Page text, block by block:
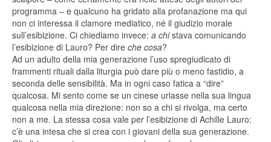
programma – e qualcuno ha gridato alla profanazione ma qui
non ci interessa il clamore mediatico, né il giudizio morale
sull’esibizione. Ci chiediamo invece: a chistava comunicando
l’esibizione di Lauro? Per dire che cosa?
Ad un adulto della mia generazione l’uso spregiudicato di
frammenti rituali dalla liturgia può dare più o meno fastidio, a
seconda delle sensibilità. Ma in ogni caso fatica a “dire”
qualcosa. Mi sento come se un cinese urlasse nella sua lingua
qualcosa nella mia direzione: non so a chi si rivolga, ma certo
non a me. La stessa cosa vale per l’esibizione di Achille Lauro:
c’è una intesa che si crea con i giovani della sua generazione.